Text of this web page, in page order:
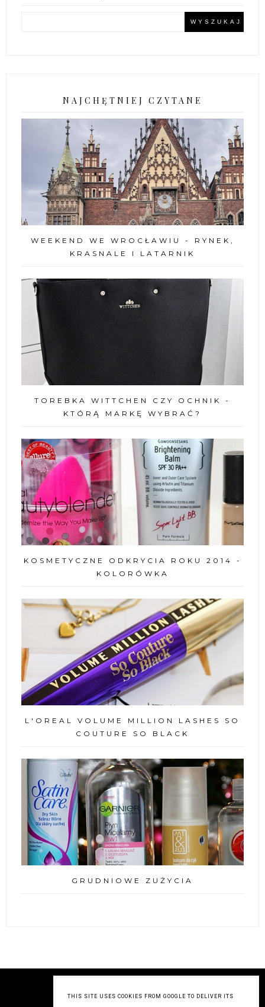
NAJCHĘTNIEJ CZYTANE
WEEKEND WE WROCŁAWIU - RYNEK,
KRASNALE I LATARNIK
TOREBKA WITTCHEN CZY OCHNIK -
KTÓRĄ MARKĘ WYBRAĆ?
KOSMETYCZNE ODKRYCIA ROKU 2014 -
KOLORÓWKA
L'OREAL VOLUME MILLION LASHES SO
COUTURE SO BLACK
GRUDNIOWE ZUŻYCIA
THIS SITE USES COOKIES FROM GOOGLE TO DELIVER ITS